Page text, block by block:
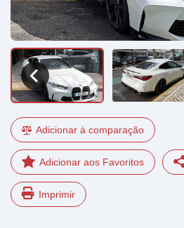
Adicionar à comparação
Imprimir